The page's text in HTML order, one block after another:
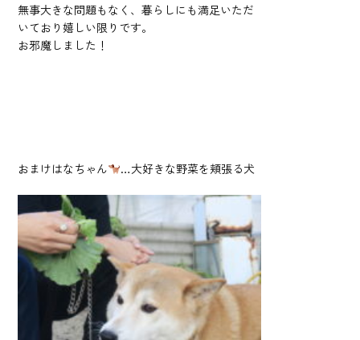
無事大きな問題もなく、暮らしにも満足いただ
いており嬉しい限りです。
お邪魔しました！
おまけはなちゃん …大好きな野菜を頬張る犬